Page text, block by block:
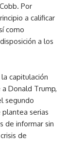
Por
a calificar
como
a los
capitulación
Donald Trump,
segundo
serias
de informar sin
de